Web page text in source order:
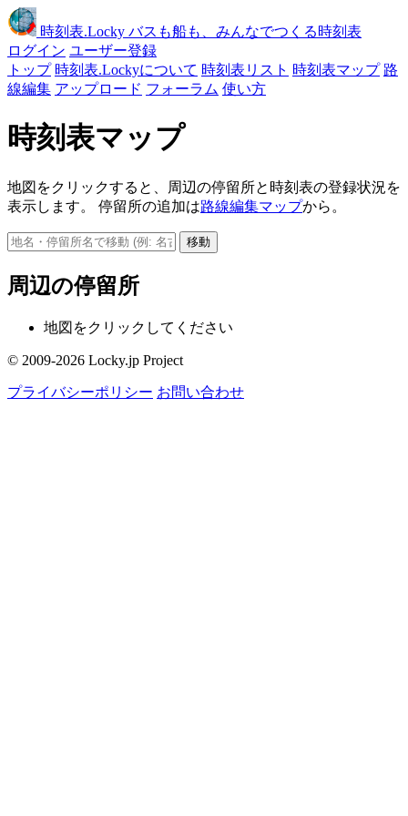
時刻表.Locky バスも船も、みんなでつくる時刻表
ログイン ユーザー登録
トップ 時刻表.Lockyについて 時刻表リスト 時刻表マップ 路
線編集 アップロード フォーラム 使い方
時刻表マップ
地図をクリックすると、周辺の停留所と時刻表の登録状況を
表示します。 停留所の追加は路線編集マップから。
移動
周辺の停留所
地図をクリックしてください
© 2009-2026 Locky.jp Project
プライバシーポリシー お問い合わせ